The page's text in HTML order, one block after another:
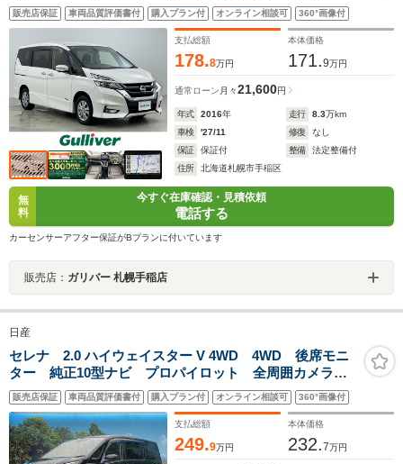
ロール/レーンキープアシスト/両側パワースライドドア/プ
ロパイロット/フリップダウン/オートライト/オートブレー
キホールド/ETC/LEDヘッドライト
販売店保証 車両品質評価書付 購入プラン付 オンライン相談可 360°画像付
支払総額
178.8万円
本体価格
171.9万円
通常ローン 月々21,600円
年式 2016年 走行 8.3万km
車検
'27/11 修復
なし
保証
保証付 整備
法定整備付
住所
北海道札幌市手稲区
無
料
今すぐ在庫確認・見積依頼
電話する
カーセンサーアフター保証がBプランに付いています
販売店： ガリバー 札幌手稲店
日産
セレナ 2.0 ハイウェイスター V 4WD 4WD 後席モニ
ター 純正10型ナビ プロパイロット 全周囲カメラ
ブラインドスポットモニター デジタルインナーミラ
ー 両側電動ドア LEDヘッドライト 禁煙車 フルセ
グ ETC スマートキー
販売店保証 車両品質評価書付 購入プラン付 オンライン相談可 360°画像付
支払総額
249.9万円
本体価格
232.7万円